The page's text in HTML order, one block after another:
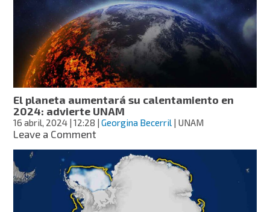
por
qué
aseguran
estamos
ahogando
los
mares?
El planeta aumentará su calentamiento en
2024: advierte UNAM
16 abril, 2024 | 12:28 |Georgina Becerril | UNAM
Leave a Commenton
planeta
aumentará
su
calentamiento
en